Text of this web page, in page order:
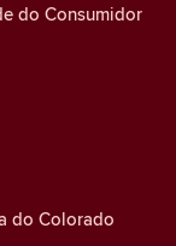
do Consumidor
do Colorado